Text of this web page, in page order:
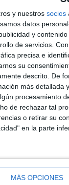
y nuestros socios
datos
y
de servicios.
precisa e
su
descrito. De
más detallada
procesamiento
de rechazar tal
o retirar su
en la parte
MÁS OPCIONES
solo en cines
Rembrandt’